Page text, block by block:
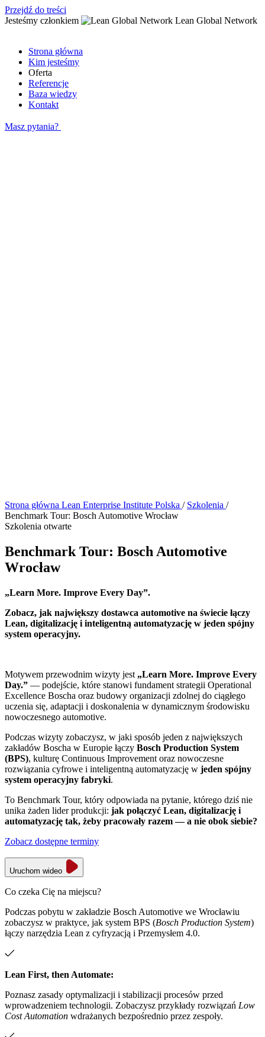
Przejdź do treści
Jesteśmy członkiem
Lean Global Network
Strona główna
Kim jesteśmy
Oferta
Referencje
Baza wiedzy
Kontakt
Masz pytania?
Strona główna Lean Enterprise Institute Polska / Szkolenia /
Benchmark Tour: Bosch Automotive Wrocław
Szkolenia otwarte
Benchmark Tour: Bosch Automotive
Wrocław
„Learn More. Improve Every Day”.
Zobacz, jak największy dostawca automotive na świecie łączy
Lean, digitalizację i inteligentną automatyzację w jeden spójny
system operacyjny.
Motywem przewodnim wizyty jest „Learn More. Improve Every
Day.” — podejście, które stanowi fundament strategii Operational
Excellence Boscha oraz budowy organizacji zdolnej do ciągłego
uczenia się, adaptacji i doskonalenia w dynamicznym środowisku
nowoczesnego automotive.
Podczas wizyty zobaczysz, w jaki sposób jeden z największych
zakładów Boscha w Europie łączy Bosch Production System
(BPS), kulturę Continuous Improvement oraz nowoczesne
rozwiązania cyfrowe i inteligentną automatyzację w jeden spójny
system operacyjny fabryki.
To Benchmark Tour, który odpowiada na pytanie, którego dziś nie
unika żaden lider produkcji: jak połączyć Lean, digitalizację i
automatyzację tak, żeby pracowały razem — a nie obok siebie?
Zobacz dostępne terminy
Uruchom wideo
Co czeka Cię na miejscu?
Podczas pobytu w zakładzie Bosch Automotive we Wrocławiu
zobaczysz w praktyce, jak system BPS (Bosch Production System)
łączy narzędzia Lean z cyfryzacją i Przemysłem 4.0.
Lean First, then Automate:
Poznasz zasady optymalizacji i stabilizacji procesów przed
wprowadzeniem technologii. Zobaczysz przykłady rozwiązań Low
Cost Automation wdrażanych bezpośrednio przez zespoły.